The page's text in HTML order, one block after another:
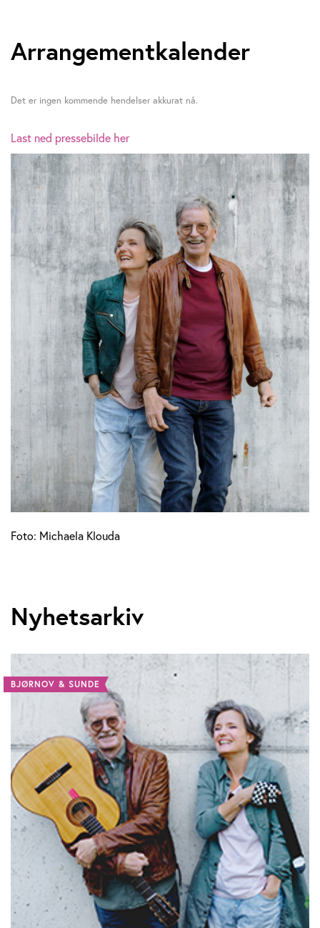
t
e
i
n
S
u
n
d
e
Arrangementkalender
Det er ingen kommende hendelser akkurat nå.
Last ned pressebilde her
Foto: Michaela Klouda
Nyhetsarkiv
BJØRNOV & SUNDE